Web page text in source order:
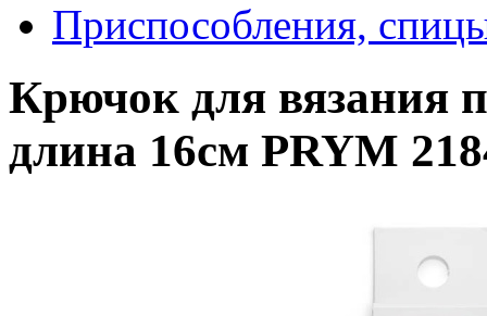
Приспособления,
Крючок для вязания
длина 16см PRYM